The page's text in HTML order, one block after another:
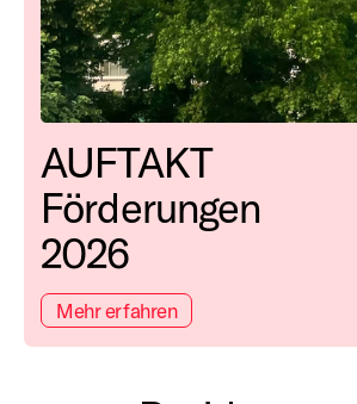
AUFTAKT
Förderungen
2026
Mehr erfahren